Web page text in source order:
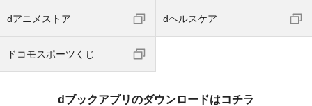
dアニメストア dヘルスケア
ドコモスポーツくじ
dブックアプリのダウンロードはコチラ